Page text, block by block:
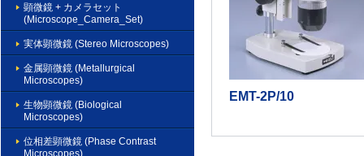
顕微鏡 + カメラセット
(Microscope_Camera_Set)
実体顕微鏡 (Stereo Microscopes)
金属顕微鏡 (Metallurgical
Microscopes)
生物顕微鏡 (Biological
Microscopes)
位相差顕微鏡 (Phase Contrast
Microscopes)
EMT-2P/10